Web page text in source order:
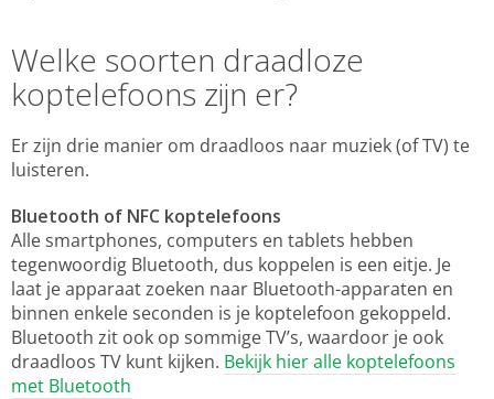
Welke soorten draadloze
koptelefoons zijn er?
Er zijn drie manier om draadloos naar muziek (of TV) te
luisteren.
Bluetooth of NFC koptelefoons
Alle smartphones, computers en tablets hebben
tegenwoordig Bluetooth, dus koppelen is een eitje. Je
laat je apparaat zoeken naar Bluetooth-apparaten en
binnen enkele seconden is je koptelefoon gekoppeld.
Bluetooth zit ook op sommige TV’s, waardoor je ook
draadloos TV kunt kijken. Bekijk hier alle koptelefoons
met Bluetooth